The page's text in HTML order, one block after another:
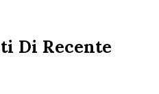
Di Recente